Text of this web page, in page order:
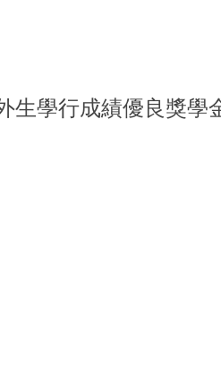
生學行成績優良獎學